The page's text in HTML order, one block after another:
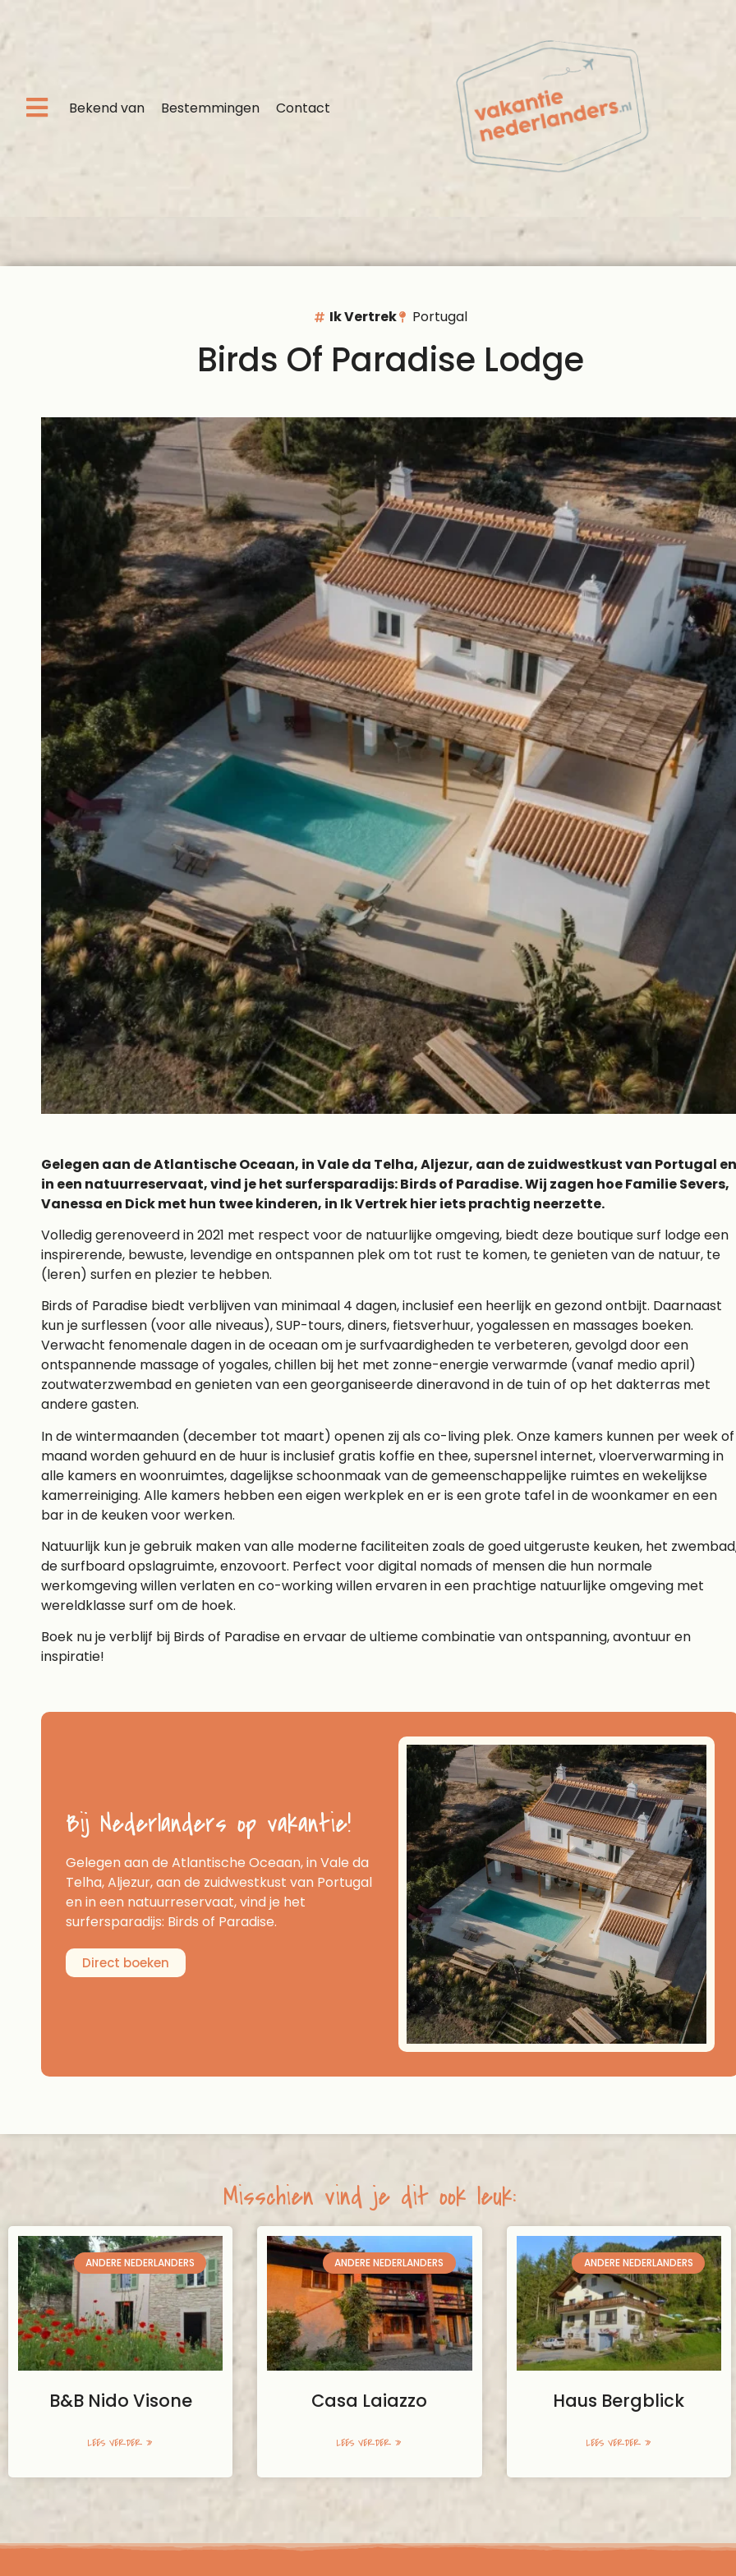
Bekend van Bestemmingen Contact
Ik Vertrek Portugal
Birds Of Paradise Lodge
Gelegen aan de Atlantische Oceaan, in Vale da Telha, Aljezur, aan de zuidwestkust van Portugal en
in een natuurreservaat, vind je het surfersparadijs: Birds of Paradise. Wij zagen hoe Familie Severs,
Vanessa en Dick met hun twee kinderen, in Ik Vertrek hier iets prachtig neerzette.
Volledig gerenoveerd in 2021 met respect voor de natuurlijke omgeving, biedt deze boutique surf lodge een
inspirerende, bewuste, levendige en ontspannen plek om tot rust te komen, te genieten van de natuur, te
(leren) surfen en plezier te hebben.
Birds of Paradise biedt verblijven van minimaal 4 dagen, inclusief een heerlijk en gezond ontbijt. Daarnaast
kun je surflessen (voor alle niveaus), SUP-tours, diners, fietsverhuur, yogalessen en massages boeken.
Verwacht fenomenale dagen in de oceaan om je surfvaardigheden te verbeteren, gevolgd door een
ontspannende massage of yogales, chillen bij het met zonne-energie verwarmde (vanaf medio april)
zoutwaterzwembad en genieten van een georganiseerde dineravond in de tuin of op het dakterras met
andere gasten.
In de wintermaanden (december tot maart) openen zij als co-living plek. Onze kamers kunnen per week of
maand worden gehuurd en de huur is inclusief gratis koffie en thee, supersnel internet, vloerverwarming in
alle kamers en woonruimtes, dagelijkse schoonmaak van de gemeenschappelijke ruimtes en wekelijkse
kamerreiniging. Alle kamers hebben een eigen werkplek en er is een grote tafel in de woonkamer en een
bar in de keuken voor werken.
Natuurlijk kun je gebruik maken van alle moderne faciliteiten zoals de goed uitgeruste keuken, het
de surfboard opslagruimte, enzovoort. Perfect voor digital nomads of mensen die hun normale
werkomgeving willen verlaten en co-working willen ervaren in een prachtige natuurlijke omgeving met
wereldklasse surf om de hoek.
Boek nu je verblijf bij Birds of Paradise en ervaar de ultieme combinatie van ontspanning, avontuur en
inspiratie!
Bij Nederlanders op vakantie!
Gelegen aan de Atlantische Oceaan, in Vale da
Telha, Aljezur, aan de zuidwestkust van Portugal
en in een natuurreservaat, vind je het
surfersparadijs: Birds of Paradise.
Direct boeken
Misschien vind je dit ook leuk:
ANDERE NEDERLANDERS
B&B Nido Visone
LEES VERDER »
ANDERE NEDERLANDERS
Casa Laiazzo
LEES VERDER »
ANDERE NEDERLANDERS
Haus Bergblick
LEES VERDER »